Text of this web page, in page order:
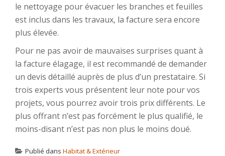
le nettoyage pour évacuer les branches et feuilles
est inclus dans les travaux, la facture sera encore
plus élevée.
Pour ne pas avoir de mauvaises surprises quant à
la facture élagage, il est recommandé de demander
un devis détaillé auprès de plus d’un prestataire. Si
trois experts vous présentent leur note pour vos
projets, vous pourrez avoir trois prix différents. Le
plus offrant n’est pas forcément le plus qualifié, le
moins-disant n’est pas non plus le moins doué.
Publié dans Habitat & Extérieur